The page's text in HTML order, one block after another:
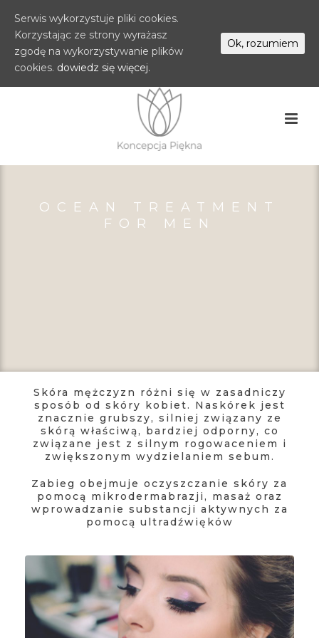
OCEAN TREATMENT
FOR MEN
Skóra mężczyzn różni się w zasadniczy
sposób od skóry kobiet. Naskórek jest
znacznie grubszy, silniej związany ze
skórą właściwą, bardziej odporny, co
związane jest z silnym rogowaceniem i
zwiększonym wydzielaniem sebum.
Zabieg obejmuje oczyszczanie skóry za
pomocą mikrodermabrazji, masaż oraz
wprowadzanie substancji aktywnych za
pomocą ultradźwięków
Serwis wykorzystuje pliki cookies.
Korzystając ze strony wyrażasz
zgodę na wykorzystywanie plików
cookies. dowiedz się więcej.
Ok, rozumiem